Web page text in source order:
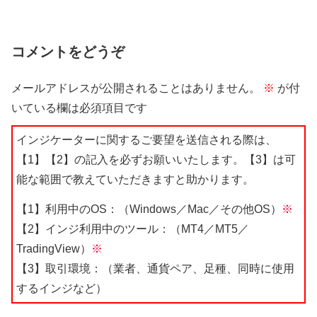
コメントをどうぞ
メールアドレスが公開されることはありません。 ※ が付
いている欄は必須項目です
インジケーターに関するご要望を送信される際は、
【1】【2】の記入を必ずお願いいたします。【3】は可
能な範囲で教えていただきますと助かります。
【1】利用中のOS：（Windows／Mac／その他OS）
※
【2】インジ利用中のツール：（MT4／MT5／
TradingView）
※
【3】取引環境：（業者、通貨ペア、足種、同時に使用
するインジなど）